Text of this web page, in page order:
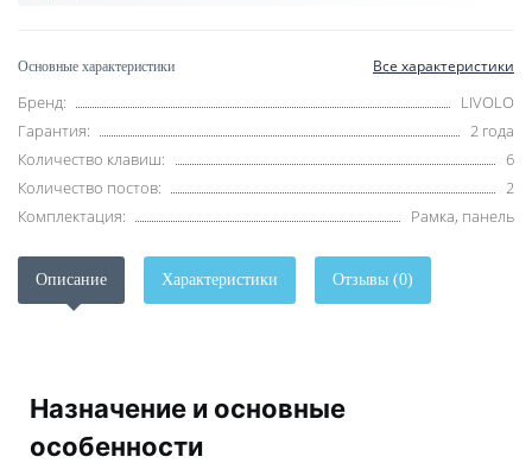
Основные характеристики Все характеристики
Бренд:
LIVOLO
Гарантия:
2 года
Количество клавиш:
6
Количество постов:
2
Комплектация:
Рамка, панель
Описание Характеристики Отзывы (0)
Назначение и основные
особенности